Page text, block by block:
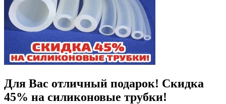
Для Вас отличный подарок! Скидка
45% на силиконовые трубки!